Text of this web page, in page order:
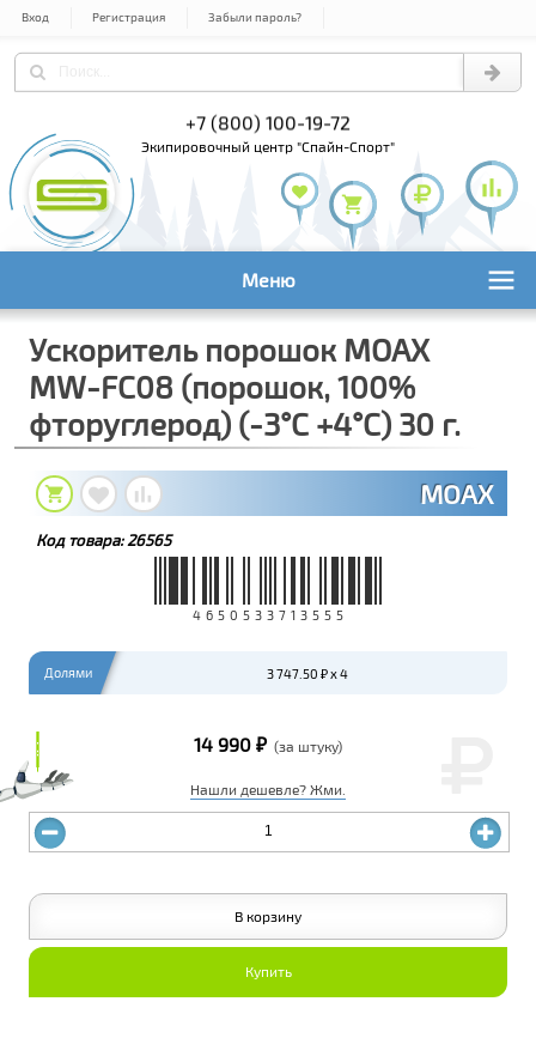
Вход Регистрация Забыли пароль?
+7 (800) 100-19-72
экипировочный центр "Спайн-Спорт"
Меню
Ускоритель порошок MOAX
MW-FC08 (порошок, 100%
фторуглерод) (-3°С +4°С) 30 г.
MOAX
Код товара:26565
4650533713555
₽₽
Долями 3 747.50 ₽ x 4
14 990 ₽ (за штуку)
Нашли дешевле? Жми.
В корзину
Купить